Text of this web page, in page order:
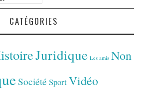
CATÉGORIES
Juridique Les amis Non
Société SportVidéo